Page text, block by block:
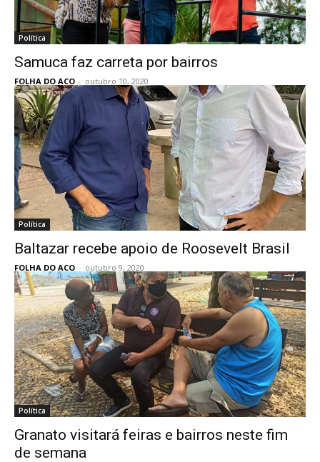
Política
Samuca faz carreta por bairros
FOLHA DO ACO - outubro 10, 2020
Política
Baltazar recebe apoio de Roosevelt Brasil
FOLHA DO ACO - outubro 9, 2020
Política
Granato visitará feiras e bairros neste fim
de semana